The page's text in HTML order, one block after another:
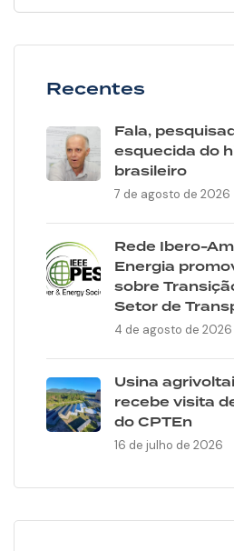
Recentes
Fala,
esquecida do
brasileiro
7 de agosto de 2026
Rede Ibero-
Energia
sobre
Setor de
4 de agosto de 2026
Usina
recebe visita
do CPTEn
16 de julho de 2026